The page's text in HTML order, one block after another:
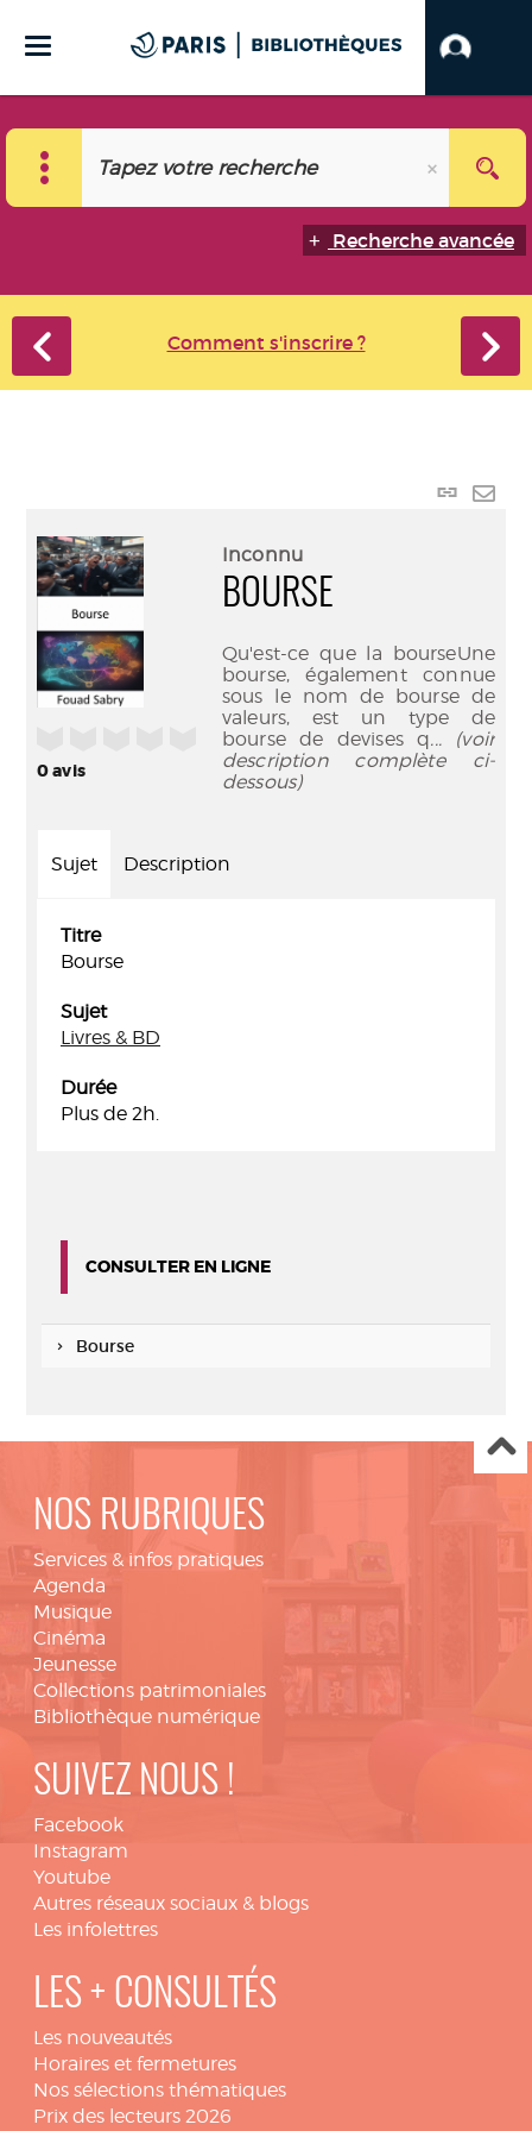
Recherche avancée
Comment s'inscrire ?
Lien
0avis
Inconnu
BOURSE
Qu'est-ce que la bourseUne
bourse, également connue
sous le nom de bourse de
valeurs, est un type de
bourse de devises q... (voir
description complète ci-
dessous)
Sujet Description
Titre
Bourse
Sujet
Livres & BD
Durée
Plus de 2h.
CONSULTER EN LIGNE
Bourse
NOS RUBRIQUES
Services & infos pratiques
Agenda
Musique
Cinéma
Jeunesse
Collections patrimoniales
Bibliothèque numérique
SUIVEZ NOUS !
Facebook
Instagram
Youtube
Autres réseaux sociaux & blogs
Les infolettres
LES + CONSULTÉS
Les nouveautés
Horaires et fermetures
Nos sélections thématiques
Prix des lecteurs 2026